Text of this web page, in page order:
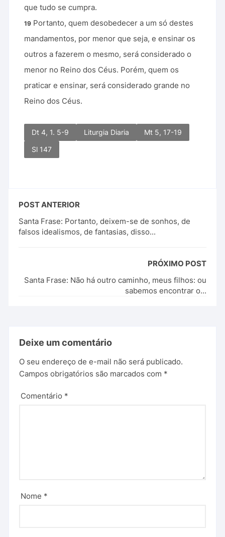
que tudo se cumpra.
19 Portanto, quem desobedecer a um só destes
mandamentos, por menor que seja, e ensinar os
outros a fazerem o mesmo, será considerado o
menor no Reino dos Céus. Porém, quem os
praticar e ensinar, será considerado grande no
Reino dos Céus.
Dt 4, 1. 5-9 Liturgia Diaria
Mt 5, 17-19
Sl 147
POST ANTERIOR
Santa Frase: Portanto, deixem-se de sonhos, de
falsos idealismos, de fantasias, disso...
PRÓXIMO POST
Santa Frase: Não há outro caminho, meus filhos: ou
sabemos encontrar o...
Deixe um comentário
O seu endereço de e-mail não será publicado.
Campos obrigatórios são marcados com *
Comentário *
Nome *